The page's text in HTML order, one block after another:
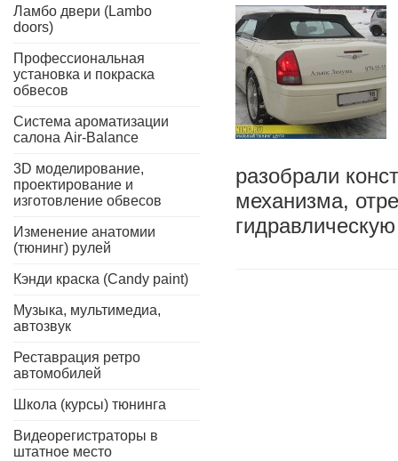
Ламбо двери (Lambo
doors)
Профессиональная
установка и покраска
обвесов
Система ароматизации
салона Air-Balance
3D моделирование,
проектирование и
изготовление обвесов
Изменение анатомии
(тюнинг) рулей
Кэнди краска (Candy paint)
Музыка, мультимедиа,
автозвук
Реставрация ретро
автомобилей
Школа (курсы) тюнинга
Видеорегистраторы в
штатное место
разобрали
механизма,